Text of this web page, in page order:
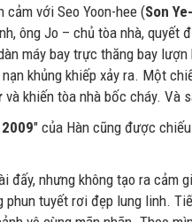
cảm với Seo Yoon-hee (Son
ông Jo – chủ tòa nhà,
máy bay trực thăng bay
khủng khiếp xảy ra. Một
và khiến tòa nhà bốc cháy. Và
" của Hàn cũng được
đấy, nhưng không tạo ra
tuyết rơi đẹp lung linh.